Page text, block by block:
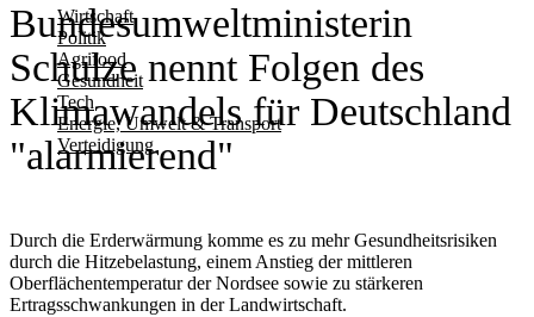
Wirtschaft
Politik
Agrifood
Gesundheit
Tech
Energie, Umwelt & Transport
Verteidigung
Bundesumweltministerin
Schulze nennt Folgen des
Klimawandels für Deutschland
"alarmierend"
Durch die Erderwärmung komme es zu mehr Gesundheitsrisiken
durch die Hitzebelastung, einem Anstieg der mittleren
Oberflächentemperatur der Nordsee sowie zu stärkeren
Ertragsschwankungen in der Landwirtschaft.